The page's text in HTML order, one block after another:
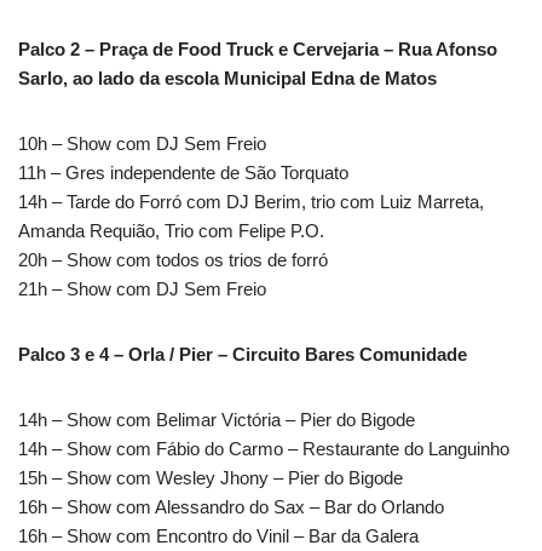
Palco 2 – Praça de Food Truck e Cervejaria – Rua Afonso
Sarlo, ao lado da escola Municipal Edna de Matos
10h – Show com DJ Sem Freio
11h – Gres independente de São Torquato
14h – Tarde do Forró com DJ Berim, trio com Luiz Marreta,
Amanda Requião, Trio com Felipe P.O.
20h – Show com todos os trios de forró
21h – Show com DJ Sem Freio
Palco 3 e 4 – Orla / Pier – Circuito Bares Comunidade
14h – Show com Belimar Victória – Pier do Bigode
14h – Show com Fábio do Carmo – Restaurante do Languinho
15h – Show com Wesley Jhony – Pier do Bigode
16h – Show com Alessandro do Sax – Bar do Orlando
16h – Show com Encontro do Vinil – Bar da Galera